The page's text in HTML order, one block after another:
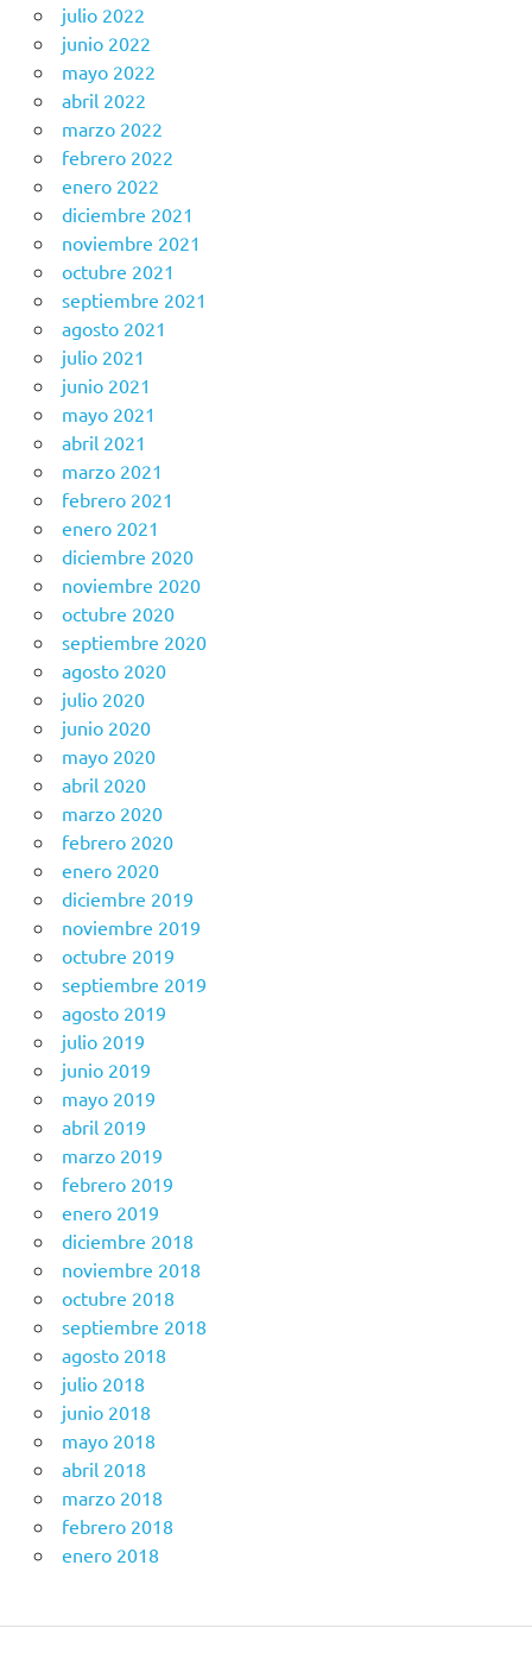
julio 2022
junio 2022
mayo 2022
abril 2022
marzo 2022
febrero 2022
enero 2022
diciembre 2021
noviembre 2021
octubre 2021
septiembre 2021
agosto 2021
julio 2021
junio 2021
mayo 2021
abril 2021
marzo 2021
febrero 2021
enero 2021
diciembre 2020
noviembre 2020
octubre 2020
septiembre 2020
agosto 2020
julio 2020
junio 2020
mayo 2020
abril 2020
marzo 2020
febrero 2020
enero 2020
diciembre 2019
noviembre 2019
octubre 2019
septiembre 2019
agosto 2019
julio 2019
junio 2019
mayo 2019
abril 2019
marzo 2019
febrero 2019
enero 2019
diciembre 2018
noviembre 2018
octubre 2018
septiembre 2018
agosto 2018
julio 2018
junio 2018
mayo 2018
abril 2018
marzo 2018
febrero 2018
enero 2018